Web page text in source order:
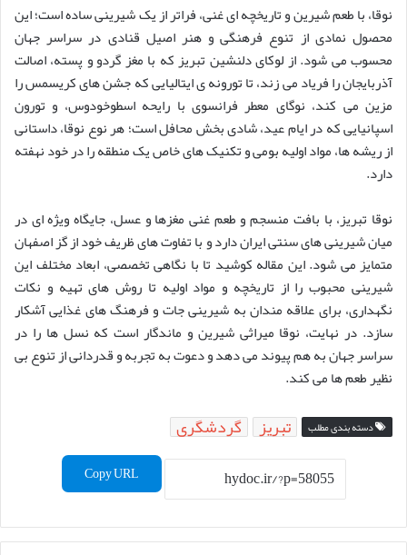
نوقا، با طعم شیرین و تاریخچه ای غنی، فراتر از یک شیرینی ساده است؛ این
محصول نمادی از تنوع فرهنگی و هنر اصیل قنادی در سراسر جهان
محسوب می شود. از لوکای دلنشین تبریز که با مغز گردو و پسته، اصالت
آذربایجان را فریاد می زند، تا تورونه ی ایتالیایی که جشن های کریسمس را
مزین می کند، نوگای معطر فرانسوی با رایحه اسطوخودوس، و تورون
اسپانیایی که در ایام عید، شادی بخش محافل است؛ هر نوع نوقا، داستانی
از ریشه ها، مواد اولیه بومی و تکنیک های خاص یک منطقه را در خود نهفته
دارد.
نوقا تبریز، با بافت منسجم و طعم غنی مغزها و عسل، جایگاه ویژه ای در
میان شیرینی های سنتی ایران دارد و با تفاوت های ظریف خود از گز اصفهان
متمایز می شود. این مقاله کوشید تا با نگاهی تخصصی، ابعاد مختلف این
شیرینی محبوب را از تاریخچه و مواد اولیه تا روش های تهیه و نکات
نگهداری، برای علاقه مندان به شیرینی جات و فرهنگ های غذایی آشکار
سازد. در نهایت، نوقا میراثی شیرین و ماندگار است که نسل ها را در
سراسر جهان به هم پیوند می دهد و دعوت به تجربه و قدردانی از تنوع بی
نظیر طعم ها می کند.
دسته بندی مطلب تبریز گردشگری
Copy URL